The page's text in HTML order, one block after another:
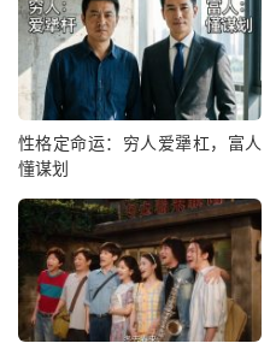
性格定命运：穷人爱犟杠，富人
懂谋划